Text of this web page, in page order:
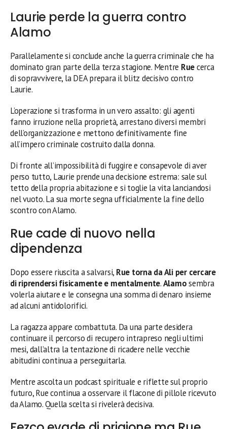
Laurie perde la guerra contro
Alamo
Parallelamente si conclude anche la guerra criminale che ha
dominato gran parte della terza stagione. Mentre Ruecerca
di sopravvivere, la DEA prepara il blitz decisivo contro
Laurie.
L’operazione si trasforma in un vero assalto: gli agenti
fanno irruzione nella proprietà, arrestano diversi membri
dell’organizzazione e mettono definitivamente fine
all’impero criminale costruito dalla donna.
Di fronte all’impossibilità di fuggire e consapevole di aver
perso tutto, Laurie prende una decisione estrema: sale sul
tetto della propria abitazione e si toglie la vita lanciandosi
nel vuoto. La sua morte segna ufficialmente la fine dello
scontro con Alamo.
Rue cade di nuovo nella
dipendenza
Dopo essere riuscita a salvarsi, Rue torna da Ali per cercare
di riprendersi fisicamente e mentalmente.Alamosembra
volerla aiutare e le consegna una somma di denaro insieme
ad alcuni antidolorifici.
La ragazza appare combattuta. Da una parte desidera
continuare il percorso di recupero intrapreso negli ultimi
mesi, dall’altra la tentazione di ricadere nelle vecchie
abitudini continua a perseguitarla.
Mentre ascolta un podcast spirituale e riflette sul proprio
futuro, Rue continua a osservare il flacone di pillole ricevuto
da Alamo. Quella scelta si rivelerà decisiva.